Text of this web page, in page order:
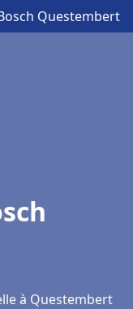
Questembert
à Questembert